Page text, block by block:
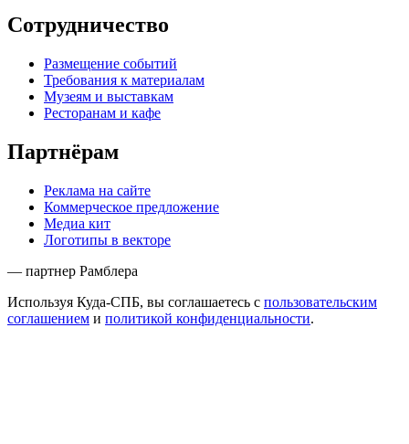
Сотрудничество
Размещение событий
Требования к материалам
Музеям и выставкам
Ресторанам и кафе
Партнёрам
Реклама на сайте
Коммерческое предложение
Медиа кит
Логотипы в векторе
— партнер Рамблера
Используя Куда-СПБ, вы соглашаетесь с пользовательским
соглашением и политикой конфиденциальности.